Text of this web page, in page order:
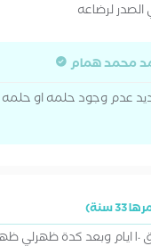
لرضاعه
محمد همام
عدم وجود حلمه او حلمه
سنة)
كان لدي أسهال فوق ١٠ ايام وبعد كدة